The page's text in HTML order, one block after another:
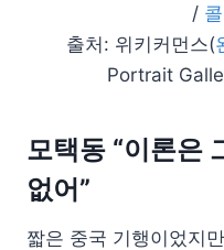
/
출처: 위키커먼스(
Portrait
모택동 “이론은
없어”
짧은 중국 기행이었지